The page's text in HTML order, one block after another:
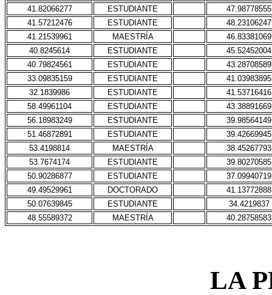
41.82066277
ESTUDIANTE
47.98778555
41.57212476
ESTUDIANTE
48.23106247
41.21539961
MAESTRÍA
46.83381069
40.8245614
ESTUDIANTE
45.52452004
40.79824561
ESTUDIANTE
43.28708589
33.09835159
ESTUDIANTE
41.03983895
32.1839986
ESTUDIANTE
41.53716416
58.49961104
ESTUDIANTE
43.38891669
56.18983249
ESTUDIANTE
39.98564149
51.46872891
ESTUDIANTE
39.42669945
53.4198814
MAESTRÍA
38.45267793
53.7674174
ESTUDIANTE
39.80270585
50.90286877
ESTUDIANTE
37.09940719
49.49529961
DOCTORADO
41.13772888
50.07639845
ESTUDIANTE
34.4219837
48.55589372
MAESTRÍA 40.28758583
LA